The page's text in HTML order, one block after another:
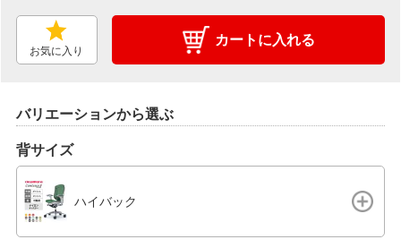
お気に入り
カートに入れる
バリエーションから選ぶ
背サイズ
ハイバック